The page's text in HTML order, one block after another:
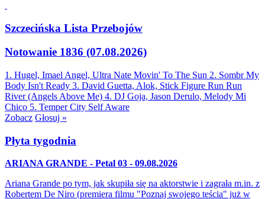
Szczecińska Lista Przebojów
Notowanie 1836 (07.08.2026)
1. Hugel, Imael Angel, Ultra Nate Movin' To The Sun 2. Sombr My
Body Isn't Ready 3. David Guetta, Alok, Stick Figure Run Run
River (Angels Above Me) 4. DJ Goja, Jason Derulo, Melody Mi
Chico 5. Temper City Self Aware
Zobacz Głosuj »
Płyta tygodnia
ARIANA GRANDE - Petal 03 - 09.08.2026
Ariana Grande po tym, jak skupiła się na aktorstwie i zagrała m.in. z
Robertem De Niro (premiera filmu "Poznaj swojego teścia" już w